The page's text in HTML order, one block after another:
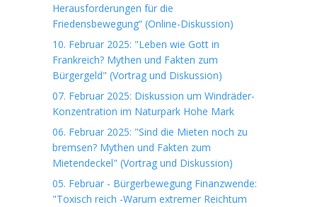
Herausforderungen für die
Friedensbewegung“ (Online-Diskussion)
10. Februar 2025: "Leben wie Gott in
Frankreich? Mythen und Fakten zum
Bürgergeld" (Vortrag und Diskussion)
07. Februar 2025: Diskussion um Windräder-
Konzentration im Naturpark Hohe Mark
06. Februar 2025: "Sind die Mieten noch zu
bremsen? Mythen und Fakten zum
Mietendeckel" (Vortrag und Diskussion)
05. Februar - Bürgerbewegung Finanzwende:
"Toxisch reich -Warum extremer Reichtum